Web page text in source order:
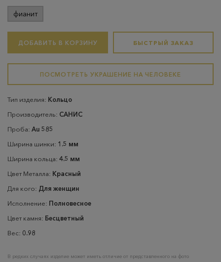
фианит
ДОБАВИТЬ В КОРЗИНУ БЫСТРЫЙ ЗАКАЗ
ПОСМОТРЕТЬ УКРАШЕНИЕ НА ЧЕЛОВЕКЕ
Тип изделия: Кольцо
Производитель: САНИС
Проба: Au 585
Ширина шинки: 1.5 мм
Ширина кольца: 4.5 мм
Цвет Металла: Красный
Для кого: Для женщин
Исполнение: Полновесное
Цвет камня: Бесцветный
Вес: 0.98
В редких случаях изделие может иметь отличие от представленного на фото